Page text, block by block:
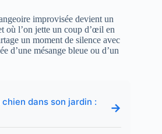
improvisée devient un
où l’on jette un coup d’œil en
un moment de silence avec
d’une mésange bleue ou d’un
dans son jardin :
→